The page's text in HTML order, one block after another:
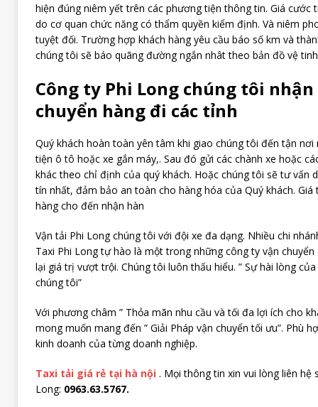
hiện đúng niêm yết trên các phương tiện thông tin. Giá cước
do cơ quan chức năng có thẩm quyền kiểm định. Và niêm
tuyệt đối. Trường hợp khách hàng yêu cầu báo số km và
chúng tôi sẽ báo quãng đường ngắn nhât theo bản đồ vệ
Công ty Phi Long chúng tôi nhận
chuyển hàng đi các tỉnh
Quý khách hoàn toàn yên tâm khi giao chúng tôi đến tận nơi
tiện ô tô hoặc xe gắn máy,. Sau đó gửi các chành xe hoặc
khác theo chỉ định của quý khách. Hoặc chúng tôi sẽ tư vấn
tín nhất, đảm bảo an toàn cho hàng hóa của Quý khách.
hàng cho đến nhận hàn
Vận tải Phi Long chúng tôi với đội xe đa dạng. Nhiều chi
Taxi Phi Long tự hào là một trong những công ty vận
lại giá trị vượt trội. Chúng tôi luôn thấu hiểu. ” Sự hài lòng
chúng tôi”
Với phương châm ” Thỏa mãn nhu cầu và tối đa lợi ích cho
mong muốn mang đến ” Giải Pháp vận chuyển tối ưu”. Phù
kinh doanh của từng doanh nghiệp.
Taxi tải giá rẻ tại hà nội . Mọi thông tin xin vui lòng liên hệ
Long: 0963.63.5767.